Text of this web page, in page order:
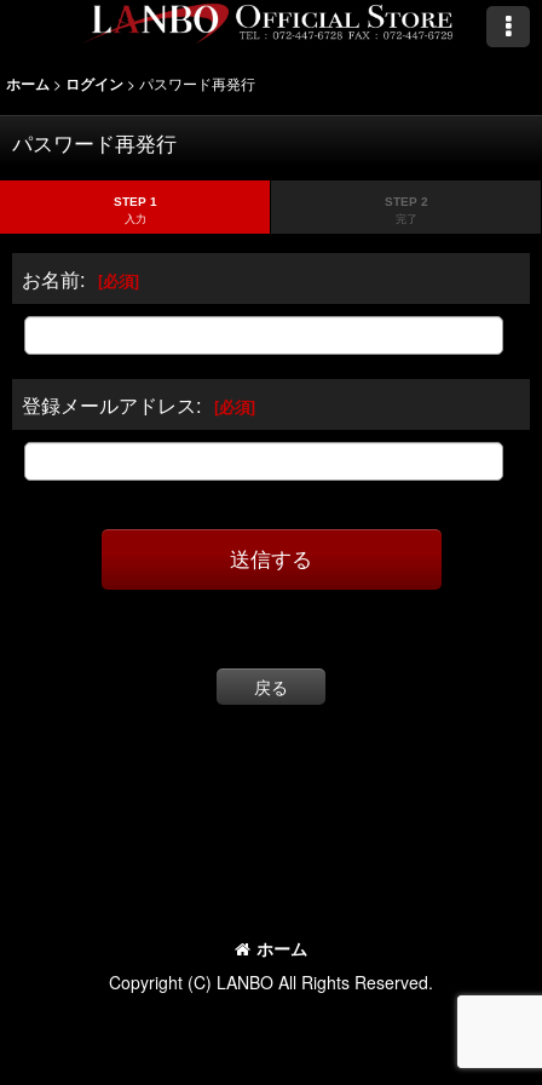
ホーム > ログイン > パスワード再発行
パスワード再発行
STEP 1
入力
STEP 2
完了
お名前: [必須]
登録メールアドレス: [必須]
送信する
戻る
ホーム
Copyright (C) LANBO All Rights Reserved.